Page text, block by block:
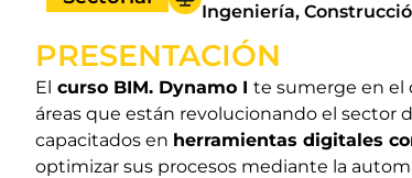
Ingeniería,
PRESENTACIÓN
El curso BIM. Dynamo I te sumerge en el
áreas que están revolucionando el sector
capacitados en herramientas digitales
optimizar sus procesos mediante la